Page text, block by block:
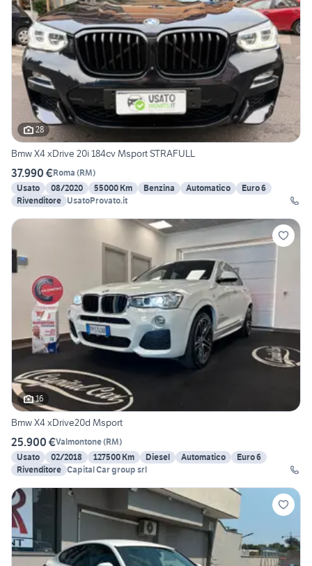
28
Bmw X4 xDrive 20i 184cv Msport STRAFULL
37.990 €Roma (RM)
Usato
08/2020 55000 Km Benzina Automatico
Euro 6
Rivenditore UsatoProvato.it
16
Bmw X4 xDrive20d Msport
25.900 €Valmontone(RM)
Usato
02/2018 127500 Km Diesel Automatico
Euro 6
Rivenditore Capital Car group srl